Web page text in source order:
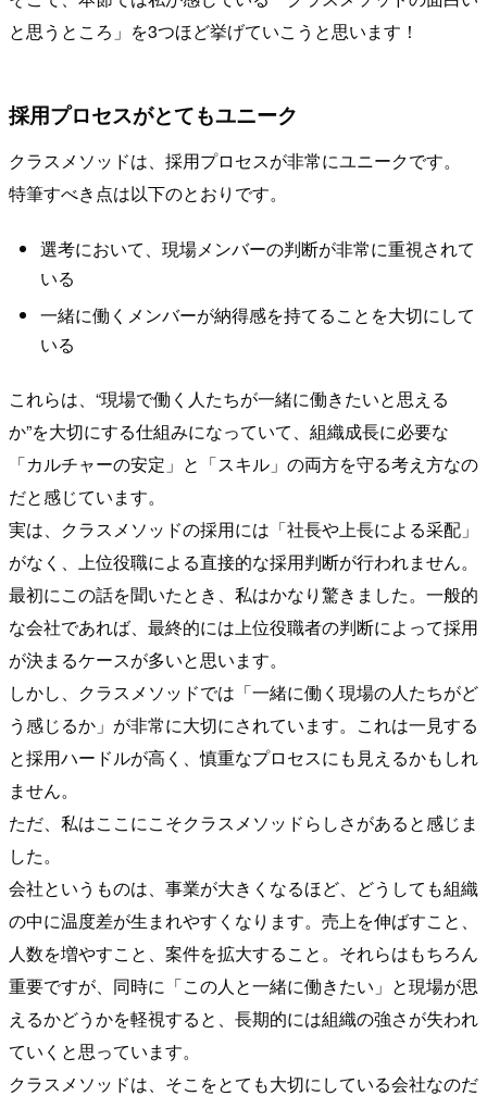
と思うところ」を3つほど挙げていこうと思います！
採用プロセスがとてもユニーク
クラスメソッドは、採用プロセスが非常にユニークです。
特筆すべき点は以下のとおりです。
選考において、現場メンバーの判断が非常に重視されて
いる
一緒に働くメンバーが納得感を持てることを大切にして
いる
これらは、“現場で働く人たちが一緒に働きたいと思える
か”を大切にする仕組みになっていて、組織成長に必要な
「カルチャーの安定」と「スキル」の両方を守る考え方なの
だと感じています。
実は、クラスメソッドの採用には「社長や上長による采配」
がなく、上位役職による直接的な採用判断が行われません。
最初にこの話を聞いたとき、私はかなり驚きました。一般的
な会社であれば、最終的には上位役職者の判断によって採用
が決まるケースが多いと思います。
しかし、クラスメソッドでは「一緒に働く現場の人たちがど
う感じるか」が非常に大切にされています。これは一見する
と採用ハードルが高く、慎重なプロセスにも見えるかもしれ
ません。
ただ、私はここにこそクラスメソッドらしさがあると感じま
した。
会社というものは、事業が大きくなるほど、どうしても組織
の中に温度差が生まれやすくなります。売上を伸ばすこと、
人数を増やすこと、案件を拡大すること。それらはもちろん
重要ですが、同時に「この人と一緒に働きたい」と現場が思
えるかどうかを軽視すると、長期的には組織の強さが失われ
ていくと思っています。
クラスメソッドは、そこをとても大切にしている会社なのだ